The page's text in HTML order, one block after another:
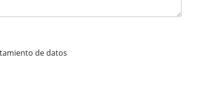
de datos